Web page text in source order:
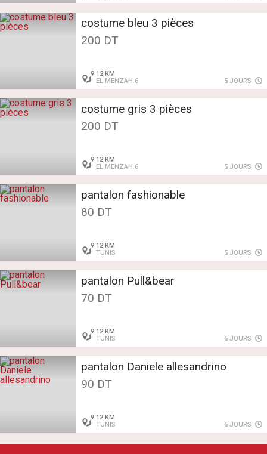
costume bleu 3 pièces
200 DT
12 KM
EL MENZAH 6
5 JOURS
costume gris 3 pièces
200 DT
12 KM
EL MENZAH 6
5 JOURS
pantalon fashionable
80 DT
12 KM
TUNIS
5 JOURS
pantalon Pull&bear
70 DT
12 KM
TUNIS
6 JOURS
pantalon Daniele allesandrino
90 DT
12 KM
TUNIS
6 JOURS